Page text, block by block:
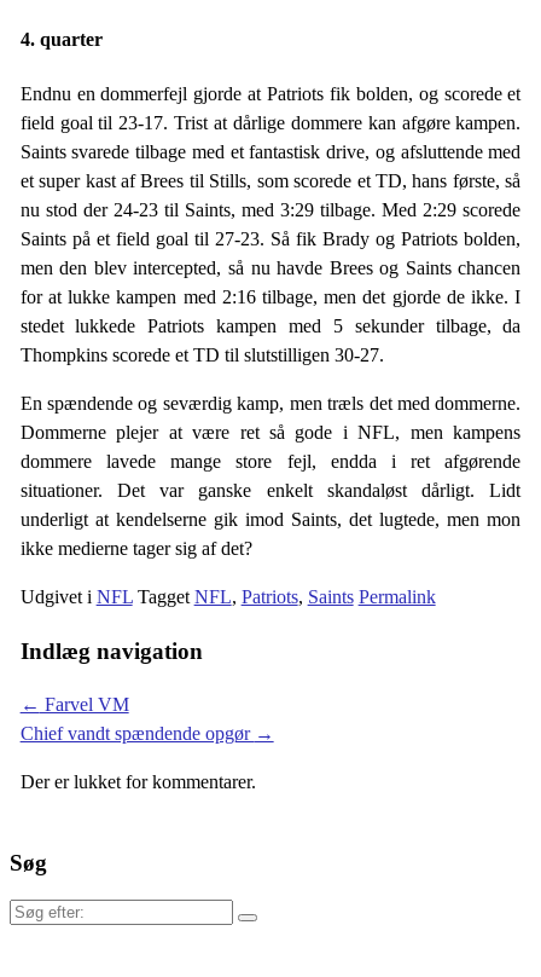
4. quarter
Endnu en dommerfejl gjorde at Patriots fik bolden, og scorede et
field goal til 23-17. Trist at dårlige dommere kan afgøre kampen.
Saints svarede tilbage med et fantastisk drive, og afsluttende med
et super kast af Brees til Stills, som scorede et TD, hans første, så
nu stod der 24-23 til Saints, med 3:29 tilbage. Med 2:29 scorede
Saints på et field goal til 27-23. Så fik Brady og Patriots bolden,
men den blev intercepted, så nu havde Brees og Saints chancen
for at lukke kampen med 2:16 tilbage, men det gjorde de ikke. I
stedet lukkede Patriots kampen med 5 sekunder tilbage, da
Thompkins scorede et TD til slutstilligen 30-27.
En spændende og seværdig kamp, men træls det med dommerne.
Dommerne plejer at være ret så gode i NFL, men kampens
dommere lavede mange store fejl, endda i ret afgørende
situationer. Det var ganske enkelt skandaløst dårligt. Lidt
underligt at kendelserne gik imod Saints, det lugtede, men mon
ikke medierne tager sig af det?
Udgivet i NFL Tagget NFL, Patriots, Saints Permalink
Indlæg navigation
← Farvel VM
Chief vandt spændende opgør →
Der er lukket for kommentarer.
Søg
Søg